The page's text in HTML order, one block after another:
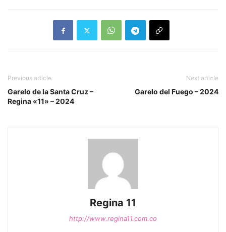
Previous article
Garelo de la Santa Cruz –
Regina «11» – 2024
Next article
Garelo del Fuego – 2024
Regina 11
http://www.regina11.com.co